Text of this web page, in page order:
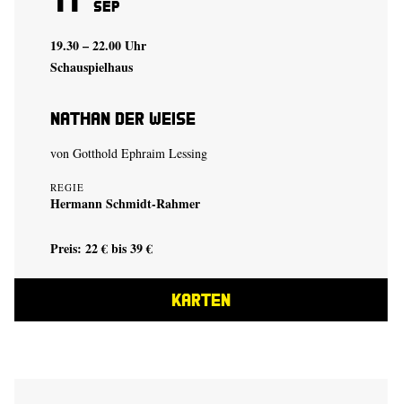
Sep
19.30 – 22.00 Uhr
Schauspielhaus
Nathan der Weise
von Gotthold Ephraim Lessing
REGIE
Hermann Schmidt-Rahmer
Preis: 22 € bis 39 €
KARTEN